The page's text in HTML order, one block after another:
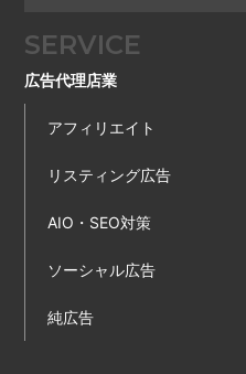
SERVICE
広告代理店業
アフィリエイト
リスティング広告
AIO・SEO対策
ソーシャル広告
純広告